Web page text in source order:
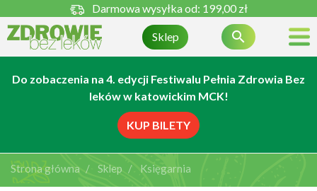
Darmowa wysyłka od: 199,00 zł
Sklep 
Do zobaczenia na 4. edycji Festiwalu Pełnia Zdrowia Bez
leków w katowickim MCK!
KUP BILETY
Strona główna Sklep Księgarnia